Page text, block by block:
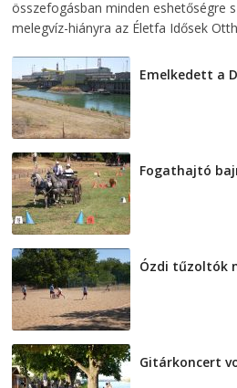
összefogásban minden eshetőségre
melegvíz-hiányra az Életfa Idősek
Emelkedett a
Fogathajtó
Ózdi tűzoltók
Gitárkoncert